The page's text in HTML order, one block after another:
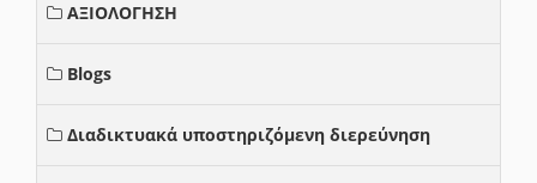
ΑΞΙΟΛΟΓΗΣΗ
Blogs
Διαδικτυακά υποστηριζόμενη διερεύνηση